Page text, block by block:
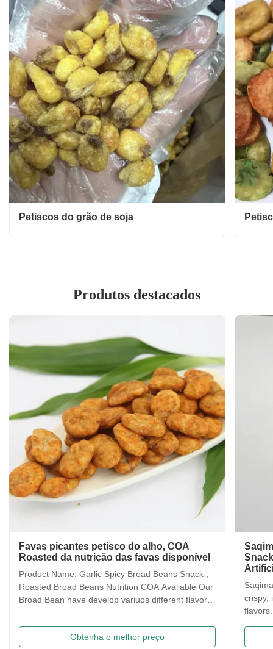
Petiscos do grão de soja
Produtos destacados
Favas picantes petisco do alho, COA
Roasted da nutrição das favas disponível
Product Name: Garlic Spicy Broad Beans Snack ,
Roasted Broad Beans Nutrition COA Avaliable Our
Broad Bean have develop variuos different flavors
research department, we frist created braod bean
chips in China. Introducing precise frying ...
Obtenha o melhor preço
crispy,